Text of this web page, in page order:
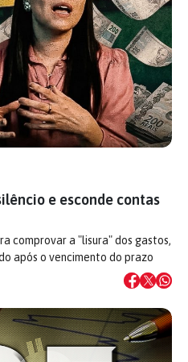
e esconde contas
comprovar a "lisura" dos gastos,
após o vencimento do prazo